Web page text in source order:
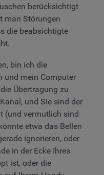
berücksichtigt
man Störungen
die beabsichtigte
bin ich die
und mein Computer
Übertragung zu
und Sie sind der
(und vermutlich sind
etwa das Bellen
ignorieren, oder
in der Ecke Ihres
ist, oder die